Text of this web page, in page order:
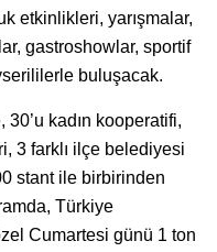
etkinlikleri, yarışmalar,
gastroshowlar, sportif
buluşacak.
kadın kooperatifi,
3 farklı ilçe belediyesi
stant ile birbirinden
Türkiye
Cumartesi günü 1 ton